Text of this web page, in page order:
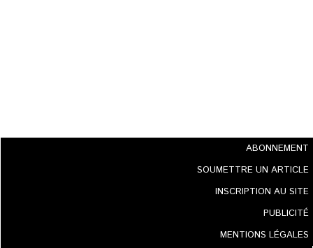
ABONNEMENT
SOUMETTRE UN ARTICLE
INSCRIPTION AU SITE
PUBLICITÉ
MENTIONS LÉGALES